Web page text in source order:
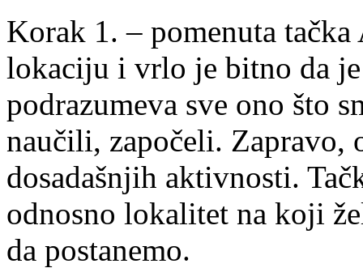
Korak 1. – pomenuta
lokaciju i vrlo je bitno da je
podrazumeva sve ono što
naučili, započeli. Zapravo,
dosadašnjih aktivnosti.
odnosno lokalitet na koji
da postanemo.